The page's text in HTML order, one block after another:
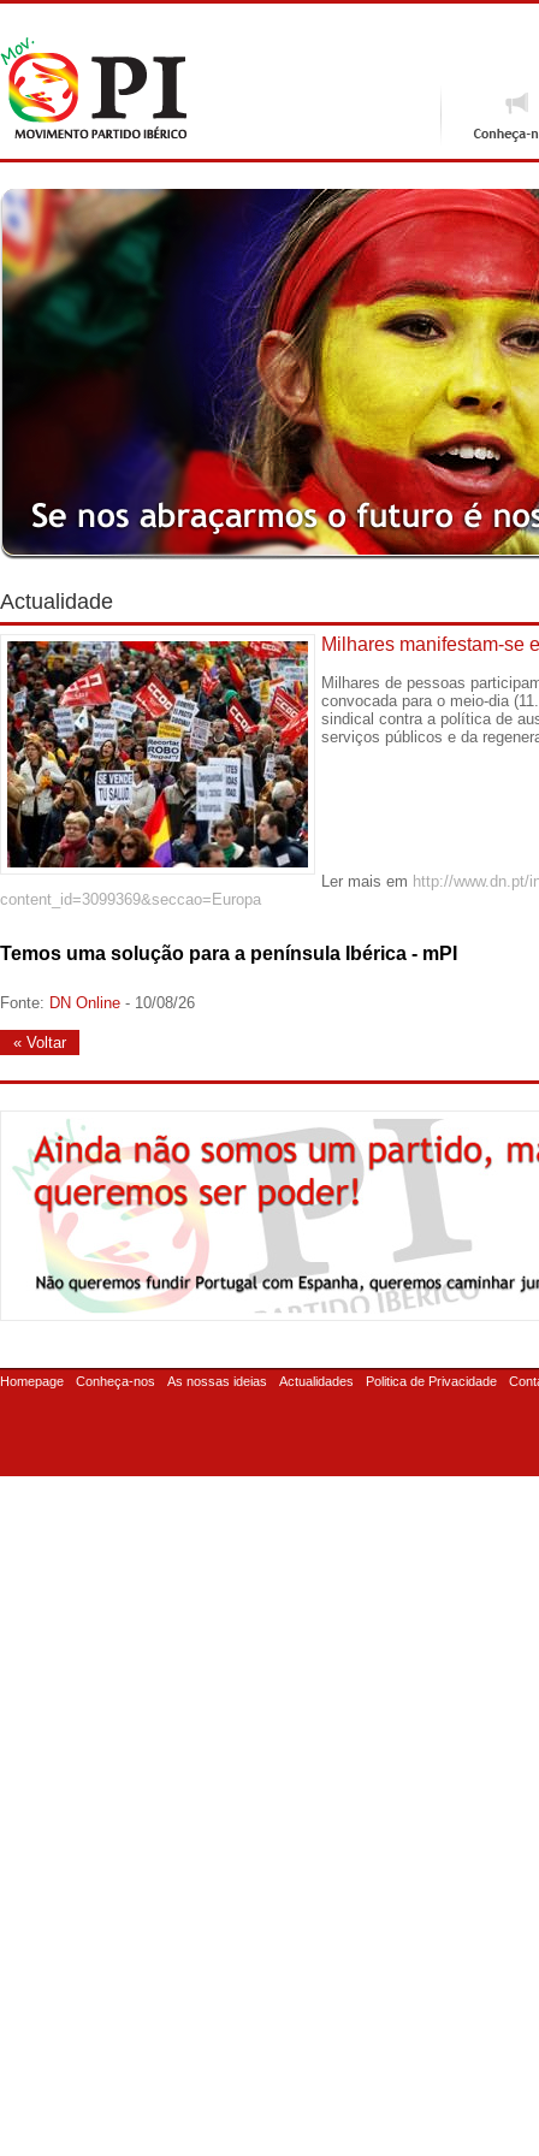
Actualidade
Milhares manifestam-se
Milhares de pessoas
convocada para o meio-dia
sindical contra a política de
serviços públicos e da
Ler mais em http://www.dn.pt/
content_id=3099369&seccao=Europa
Temos uma solução para a península Ibérica - mPI
Fonte: DN Online - 10/08/26
« Voltar
Homepage Conheça-nos As nossas ideias Actualidades Politica de Privacidade